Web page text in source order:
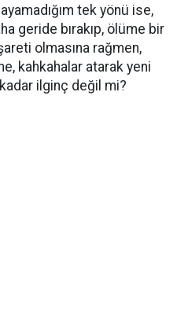
tek yönü ise,
geride bırakıp, ölüme bir
olmasına rağmen,
kahkahalar atarak yeni
ilginç değil mi?